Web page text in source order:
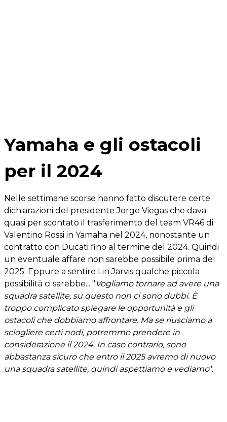
Yamaha e gli ostacoli
per il 2024
Nelle settimane scorse hanno fatto discutere certe
dichiarazioni del presidente Jorge Viegas che dava
quasi per scontato il trasferimento del team VR46 di
Valentino Rossi in Yamaha nel 2024, nonostante un
contratto con Ducati fino al termine del 2024. Quindi
un eventuale affare non sarebbe possibile prima del
2025. Eppure a sentire Lin Jarvis qualche piccola
possibilità ci sarebbe... " Vogliamo tornare ad avere una
squadra satellite, su questo non ci sono dubbi. È
troppo complicato spiegare le opportunità e gli
ostacoli che dobbiamo affrontare. Ma se riusciamo a
sciogliere certi nodi, potremmo prendere in
considerazione il 2024. In caso contrario, sono
abbastanza sicuro che entro il 2025 avremo di nuovo
una squadra satellite, quindi aspettiamo e vediamo".